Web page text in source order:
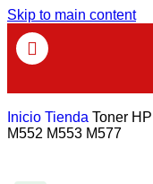
Skip to main content
Inicio Tienda Toner
M552 M553 M577